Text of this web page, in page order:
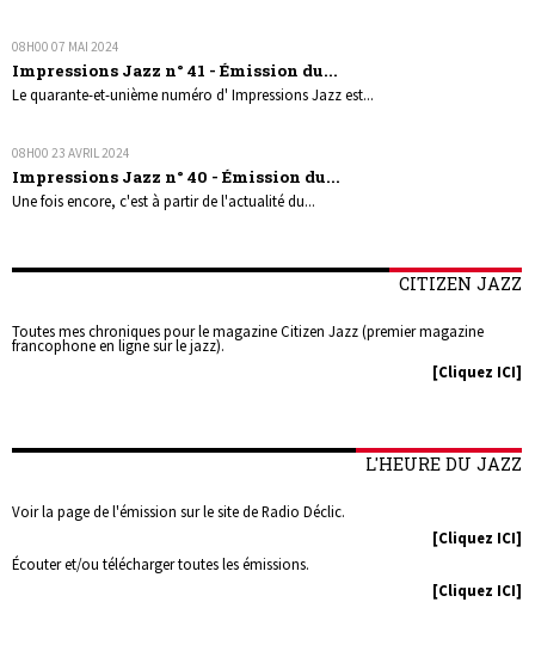
08H00 07 MAI 2024
Impressions Jazz n° 41 - Émission du...
Le quarante-et-unième numéro d' Impressions Jazz est...
08H00 23 AVRIL 2024
Impressions Jazz n° 40 - Émission du...
Une fois encore, c'est à partir de l'actualité du...
CITIZEN JAZZ
Toutes mes chroniques pour le magazine Citizen Jazz (premier magazine
francophone en ligne sur le jazz).
[Cliquez ICI]
L'HEURE DU JAZZ
Voir la page de l'émission sur le site de Radio Déclic.
[Cliquez ICI]
Écouter et/ou télécharger toutes les émissions.
[Cliquez ICI]